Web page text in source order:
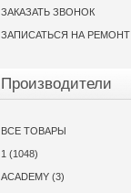
ЗАКАЗАТЬ ЗВОНОК
ЗАПИСАТЬСЯ НА РЕМОНТ
Производители
ВСЕ ТОВАРЫ
1 (1048)
ACADEMY (3)